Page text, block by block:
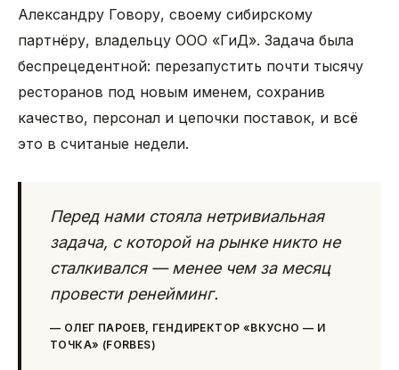
Александру Говору, своему сибирскому
партнёру, владельцу ООО «ГиД». Задача была
беспрецедентной: перезапустить почти тысячу
ресторанов под новым именем, сохранив
качество, персонал и цепочки поставок, и всё
это в считаные недели.
Перед нами стояла нетривиальная
задача, с которой на рынке никто не
сталкивался — менее чем за месяц
провести ренейминг.
— ОЛЕГ ПАРОЕВ, ГЕНДИРЕКТОР «ВКУСНО — И
ТОЧКА» (FORBES)